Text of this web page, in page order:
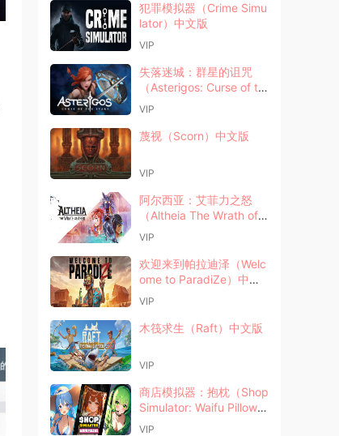
犯罪模拟器（Crime Simu
lator）中文版
VIP
失落迷城：群星的诅咒
（Asterigos: Curse of th
e Stars）中文版
VIP
蔑视（Scorn）中文版
VIP
阿尔西亚：艾菲力之怒
（Altheia The Wrath of A
feri）中文版
VIP
欢迎来到帕拉迪泽（Welc
ome to ParadiZe）中文
版
VIP
木筏求生（Raft）中文版
VIP
商店模拟器：抱枕（Shop
Simulator: Waifu Pillow
s）中文版
VIP